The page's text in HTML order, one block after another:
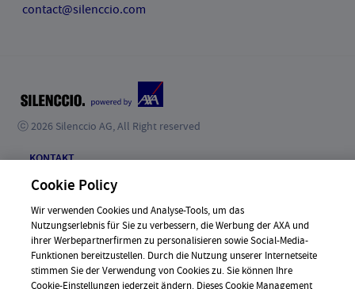
contact@silenccio.com
ⓒ 2026 Silenccio AG, All Right reserved
KONTAKT
JOBS
NEWS
DATENSCHUTZ
NUTZUNGSHINWEISE
Cookie Policy
Wir verwenden Cookies und Analyse-Tools, um das
Nutzungserlebnis für Sie zu verbessern, die Werbung der AXA und
ihrer Werbepartnerfirmen zu personalisieren sowie Social-Media-
Funktionen bereitzustellen. Durch die Nutzung unserer Internetseite
stimmen Sie der Verwendung von Cookies zu. Sie können Ihre
Cookie-Einstellungen jederzeit ändern. Dieses Cookie Management